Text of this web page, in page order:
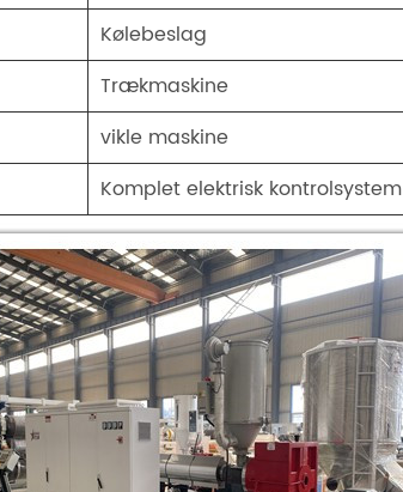
Kølebeslag
Trækmaskine
vikle maskine
Komplet elektrisk kontrolsystem